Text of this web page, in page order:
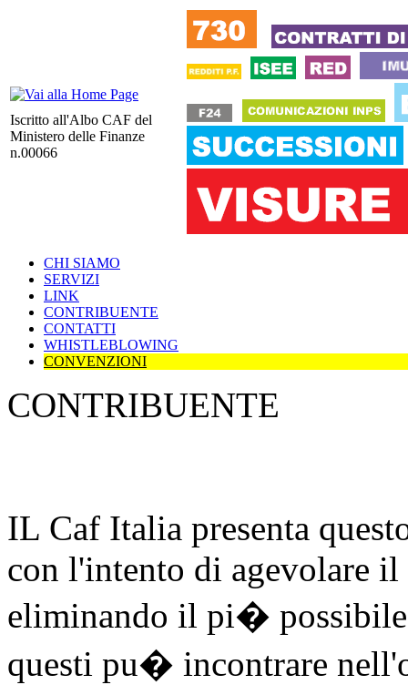
Iscritto all'Albo CAF del
Ministero delle Finanze
n.00066
CHI SIAMO
SERVIZI
LINK
CONTRIBUENTE
CONTATTI
WHISTLEBLOWING
CONVENZIONI
CONTRIBUENTE
IL Caf Italia presenta
con l'intento di agevolare
eliminando il pi�
questi pu� incontrare